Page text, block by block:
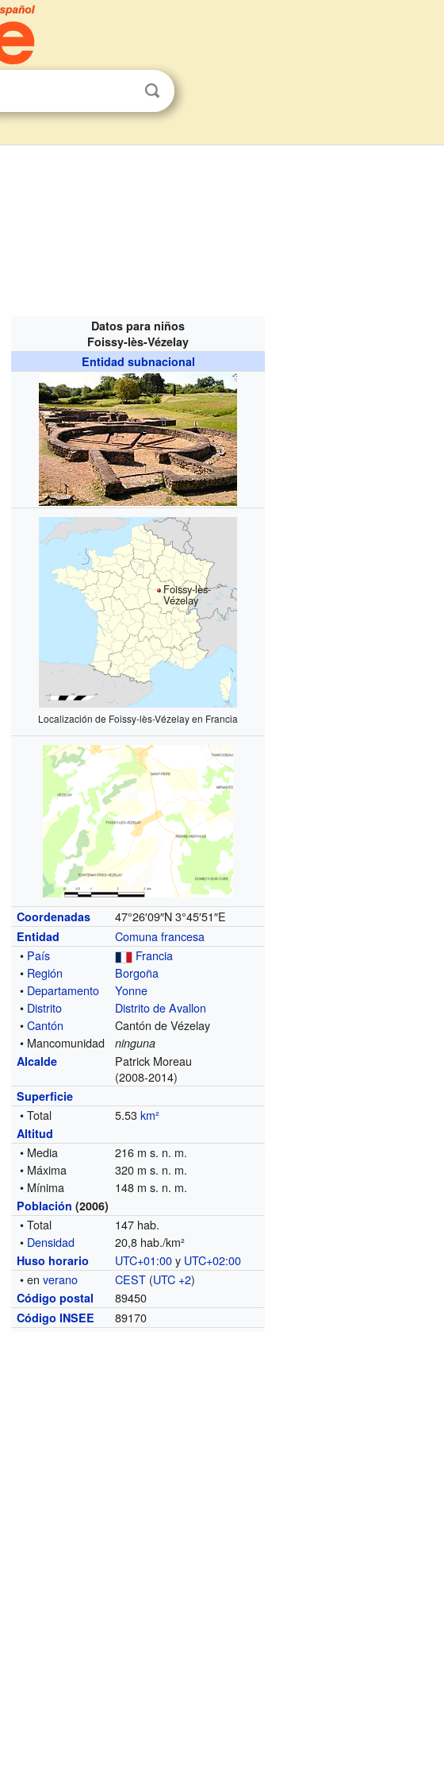
Datos para niños
Foissy-lès-Vézelay
Entidad subnacional
Foissy-lès-
Vézelay
Localización de Foissy-lès-Vézelay en Francia
Coordenadas 47°26′09″N 3°45′51″E
Entidad
Comuna francesa
• País
Francia
• Región
Borgoña
• Departamento
Yonne
• Distrito
Distrito de Avallon
•Cantón
Cantón de Vézelay
• Mancomunidad
ninguna
Alcalde
Patrick Moreau
(2008-2014)
Superficie
• Total 5.53km²
Altitud
• Media
216 m s. n. m.
• Máxima
320 m s. n. m.
• Mínima
148 m s. n. m.
Población (2006)
• Total
147 hab.
• Densidad 20,8 hab./km²
Huso horario UTC+01:00y UTC+02:00
• enverano CEST (UTC +2)
Código postal 89450
Código INSEE 89170
Evolución demográfica de Foissy-lès-Vézelay
1881 1886 1891
463 462 459 437 443 412 438 432